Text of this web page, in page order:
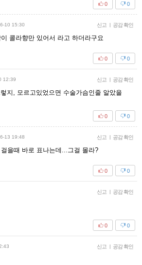
0
0
10 15:30 신고 | 공감 확인
콜라향만 있어서 라고 하더라구요
0
0
12:39 신고 | 공감 확인
지, 모르고있었으면 수술가슴인줄 알았을
0
0
13 19:48 신고 | 공감 확인
을때 바로 표나는데...그걸 몰라?
0
0
신고 | 공감 확인
0
0
신고 | 공감 확인